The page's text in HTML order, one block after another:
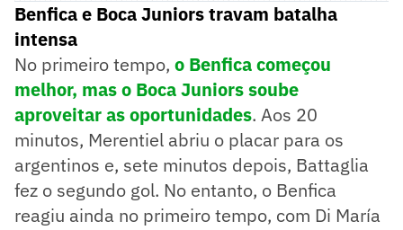
Benfica e Boca Juniors travam batalha
intensa
No primeiro tempo, o Benfica começou
melhor, mas o Boca Juniors soube
aproveitar as oportunidades. Aos 20
minutos, Merentiel abriu o placar para os
argentinos e, sete minutos depois, Battaglia
fez o segundo gol. No entanto, o Benfica
reagiu ainda no primeiro tempo, com Di María